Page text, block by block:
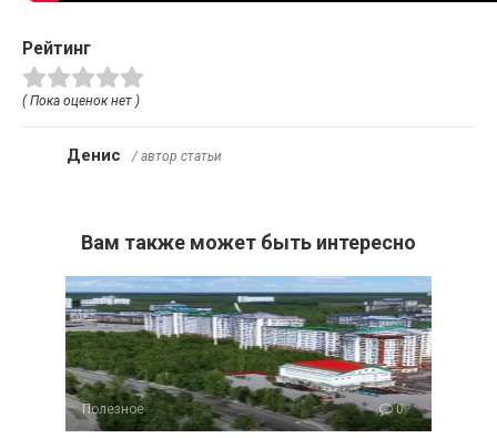
Рейтинг
( Пока оценок нет )
Денис / автор статьи
Вам также может быть интересно
Полезное 0